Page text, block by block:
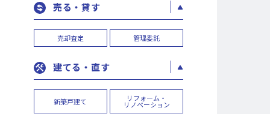
売る・貸す
売却査定 管理委託
建てる・直す
新築戸建て リフォーム・
リノベーション